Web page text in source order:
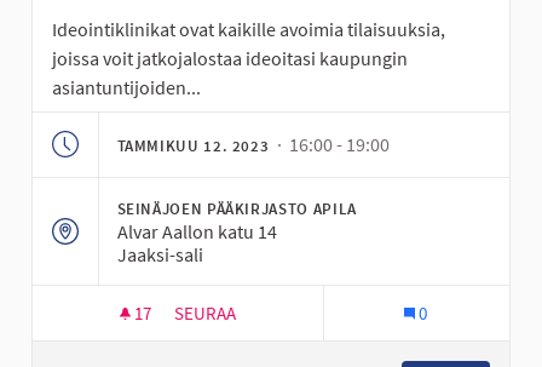
Ideointiklinikat ovat kaikille avoimia tilaisuuksia,
joissa voit jatkojalostaa ideoitasi kaupungin
asiantuntijoiden...
TAMMIKUU 12. 2023 · 16:00 - 19:00
SEINÄJOEN PÄÄKIRJASTO APILA
Alvar Aallon katu 14
Jaaksi-sali
17 17 SEURAAJAA
SEURAA 0